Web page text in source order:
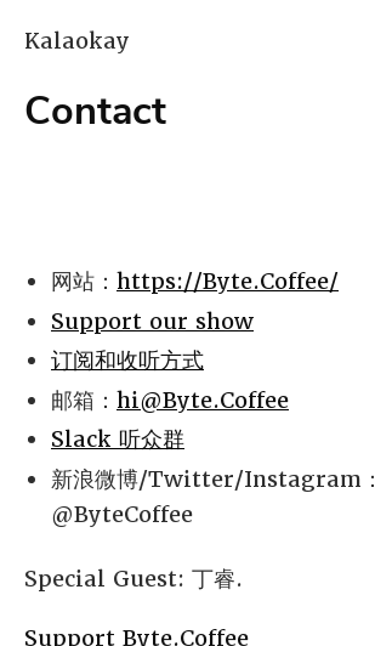
Kalaokay
Contact
网站： https://Byte.Coffee/
Support our show
订阅和收听方式
邮箱： hi@Byte.Coffee
Slack 听众群
新浪微博/Twitter/Instagram：
@ByteCoffee
Special Guest: 丁睿.
Support Byte.Coffee